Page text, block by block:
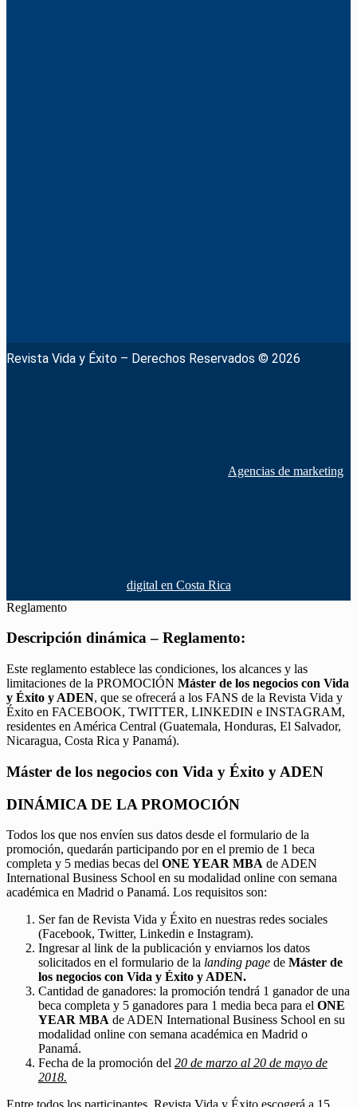
Revista Vida y Éxito – Derechos Reservados © 2026
Agencias de marketing
digital en Costa Rica
Reglamento
Descripción dinámica – Reglamento:
Este reglamento establece las condiciones, los alcances y las
limitaciones de la PROMOCIÓN Máster de los negocios con Vida
y Éxito y ADEN, que se ofrecerá a los FANS de la Revista Vida y
Éxito en FACEBOOK, TWITTER, LINKEDIN e INSTAGRAM,
residentes en América Central (Guatemala, Honduras, El Salvador,
Nicaragua, Costa Rica y Panamá).
Máster de los negocios con Vida y Éxito y ADEN
DINÁMICA DE LA PROMOCIÓN
Todos los que nos envíen sus datos desde el formulario de la
promoción, quedarán participando por en el premio de 1 beca
completa y 5 medias becas del ONE YEAR MBA de ADEN
International Business School en su modalidad online con semana
académica en Madrid o Panamá. Los requisitos son:
Ser fan de Revista Vida y Éxito en nuestras redes sociales
(Facebook, Twitter, Linkedin e Instagram).
Ingresar al link de la publicación y enviarnos los datos
solicitados en el formulario de la landing page de Máster de
los negocios con Vida y Éxito y ADEN.
Cantidad de ganadores: la promoción tendrá 1 ganador de una
beca completa y 5 ganadores para 1 media beca para el ONE
YEAR MBA de ADEN International Business School en su
modalidad online con semana académica en Madrid o
Panamá.
Fecha de la promoción del 20 de marzo al 20 de mayo de
2018.